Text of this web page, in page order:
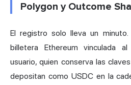
Polygon y Outcome
El registro solo lleva un
billetera Ethereum vinculada
usuario, quien conserva las
depositan como USDC en la